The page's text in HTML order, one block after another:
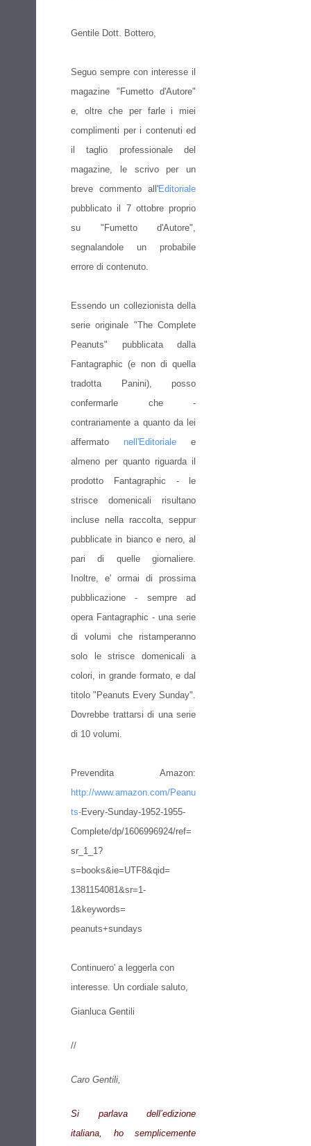
Gentile Dott. Bottero,
Seguo sempre con interesse il
magazine "Fumetto d'Autore"
e, oltre che per farle i miei
complimenti per i contenuti ed
il taglio professionale del
magazine, le scrivo per un
breve commento all'Editoriale
pubblicato il 7 ottobre proprio
su "Fumetto d'Autore",
segnalandole un probabile
errore di contenuto.
Essendo un collezionista della
serie originale "The Complete
Peanuts" pubblicata dalla
Fantagraphic (e non di quella
tradotta Panini), posso
confermarle che -
contrariamente a quanto da lei
affermato nell'Editoriale e
almeno per quanto riguarda il
prodotto Fantagraphic - le
strisce domenicali risultano
incluse nella raccolta, seppur
pubblicate in bianco e nero, al
pari di quelle giornaliere.
Inoltre, e' ormai di prossima
pubblicazione - sempre ad
opera Fantagraphic - una serie
di volumi che ristamperanno
solo le strisce domenicali a
colori, in grande formato, e dal
titolo "Peanuts Every Sunday".
Dovrebbe trattarsi di una serie
di 10 volumi.
Prevendita Amazon:
http://www.amazon.com/Peanu
ts-Every-Sunday-1952-1955-
Complete/dp/1606996924/ref=
sr_ 1_1?
s=books&ie=UTF8&qid=
1381154081&sr=1-
1&keywords=
peanuts+sundays
Continuero' a leggerla con
interesse. Un cordiale saluto,
Gianluca Gentili
//
Caro Gentili,
Si parlava dell’edizione
italiana, ho semplicemente